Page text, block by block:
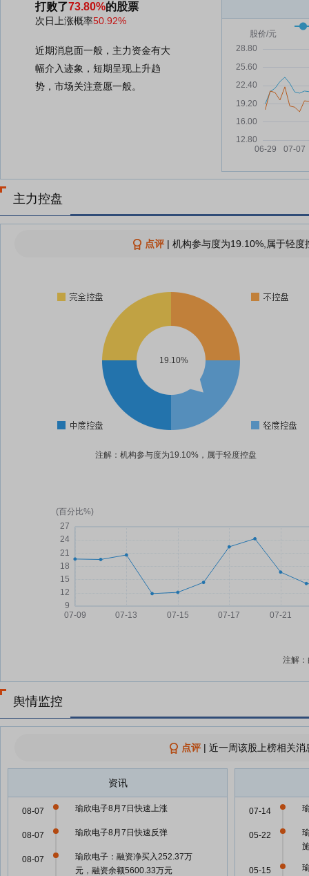
打败了73.80%的股票
次日上涨概率50.92%
近期消息面一般，主力资金有大
幅介入迹象，短期呈现上升趋
势，市场关注意愿一般。
主力控盘
点评| 机构参与度为19.10%,属于轻
19.10%
注解：机构参与度为19.10%，属于轻度控盘
注解
舆情监控
点评| 近一周该股上榜相关
资讯
瑜欣电子8月7日快速上涨
08-07
瑜欣电子8月7日快速反弹
08-07
瑜欣电子：融资净买入252.37万
元，融资余额5600.33万元
08-07
07-14
05-22
05-15